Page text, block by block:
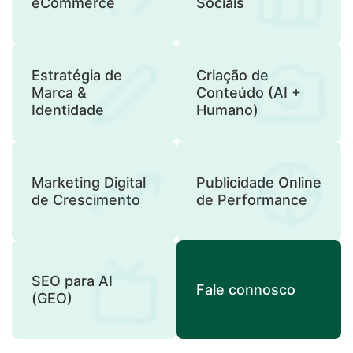
Estratégia de
Marca &
Identidade
Criação de
Conteúdo (AI +
Humano)
Marketing Digital
de Crescimento
Publicidade Online
de Performance
SEO para AI
(GEO)
Fale connosco